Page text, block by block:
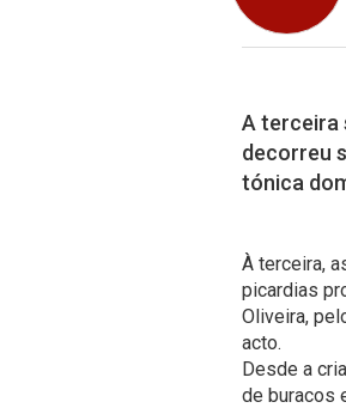
A terceira
decorreu
tónica
À terceira,
picardias
Oliveira,
acto.
Desde a
de buracos